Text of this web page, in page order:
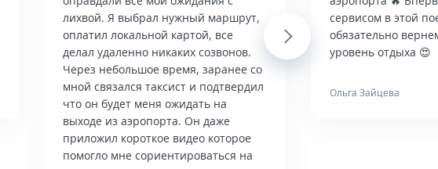
лихвой. Я выбрал нужный маршрут,
оплатил локальной картой, все
делал удаленно никаких созвонов.
Через небольшое время, заранее со
мной связался таксист и подтвердил
что он будет меня ожидать на
выходе из аэропорта. Он даже
приложил короткое видео которое
помогло мне сориентироваться на
сервисом в этой
обязательно
уровень отдыха 😍
Ольга Зайцева
Next